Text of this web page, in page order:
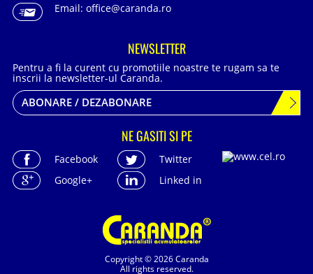
Copyright © 2026 Caranda
All rights reserved.
Email: office@caranda.ro
NEWSLETTER
Pentru a fi la curent cu promotiile noastre te rugam sa te
inscrii la newsletter-ul Caranda.
ABONARE / DEZABONARE
NE GASITI SI PE
Facebook
Twitter
Google+
Linked in